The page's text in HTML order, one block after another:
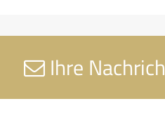
Ihre